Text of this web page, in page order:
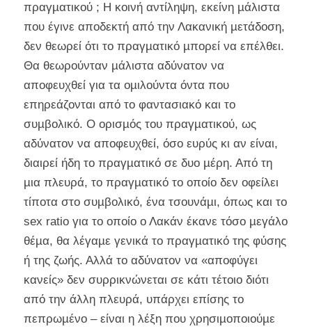
πραγµατικού ; Η κοινή αντίληψη, εκείνη µάλιστα
που έγινε αποδεκτή από την Λακανική µετάδοση,
δεν θεωρεί ότι το πραγµατικό µπορεί να επέλθει.
Θα θεωρούνταν µάλιστα αδύνατον να
αποφευχθεί για τα οµιλούντα όντα που
επηρεάζονται από το φαντασιακό και το
συµβολικό. Ο ορισµός του πραγµατικού, ως
αδύνατον να αποφευχθεί, όσο ευρύς κι αν είναι,
διαιρεί ήδη το πραγµατικό σε δυο µέρη. Από τη
µια πλευρά, το πραγµατικό το οποίο δεν οφείλει
τίποτα στο συµβολικό, ένα τσουνάµι, όπως και το
sex ratio για το οποίο ο Λακάν έκανε τόσο µεγάλο
θέµα, θα λέγαµε γενικά το πραγµατικό της φύσης
ή της ζωής. Αλλά το αδύνατον να «αποφύγει
κανείς» δεν συρρικνώνεται σε κάτι τέτοιο διότι
από την άλλη πλευρά, υπάρχει επίσης το
πεπρωµένο – είναι η λέξη που χρησιµοποιούµε